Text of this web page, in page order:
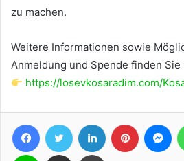
zu machen.
Weitere Informationen sowie
Anmeldung und Spende finden Sie
https://losevkosaradim.com/
FacebookTwitter LinkedIn Pinterest
Line Teile per E-Mail Drucken